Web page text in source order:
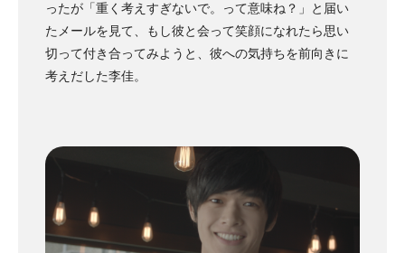
ったが「重く考えすぎないで。って意味ね？」と届い
たメールを見て、もし彼と会って笑顔になれたら思い
切って付き合ってみようと、彼への気持ちを前向きに
考えだした李佳。